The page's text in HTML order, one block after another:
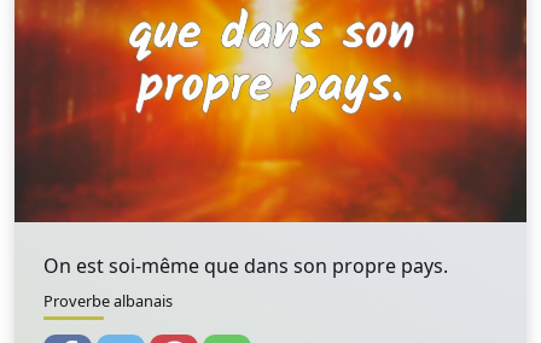
On est soi-même que dans son propre pays.
Proverbe albanais